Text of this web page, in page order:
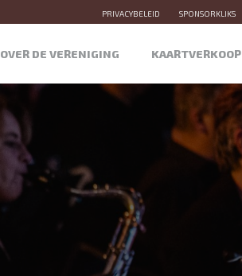
PRIVACYBELEID SPONSORKLIKS
OVER DE VERENIGING KAARTVERKOOP